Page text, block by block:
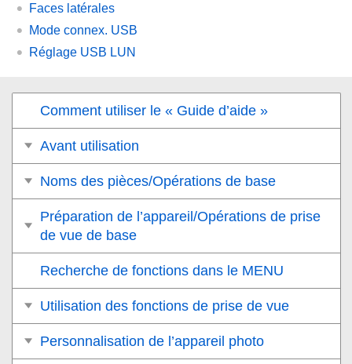
Faces latérales
Mode connex. USB
Réglage USB LUN
Comment utiliser le « Guide d’aide »
Avant utilisation
Noms des pièces/Opérations de base
Préparation de l’appareil/Opérations de prise
de vue de base
Recherche de fonctions dans le MENU
Utilisation des fonctions de prise de vue
Personnalisation de l’appareil photo